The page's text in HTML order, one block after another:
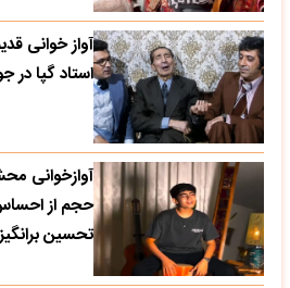
آواز خوانی
استاد گپا در
آوازخوانی
حجم از
تحسین‌